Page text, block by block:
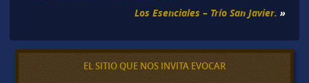
Los Esenciales – Trío San Javier. »
EL SITIO QUE NOS INVITA EVOCAR